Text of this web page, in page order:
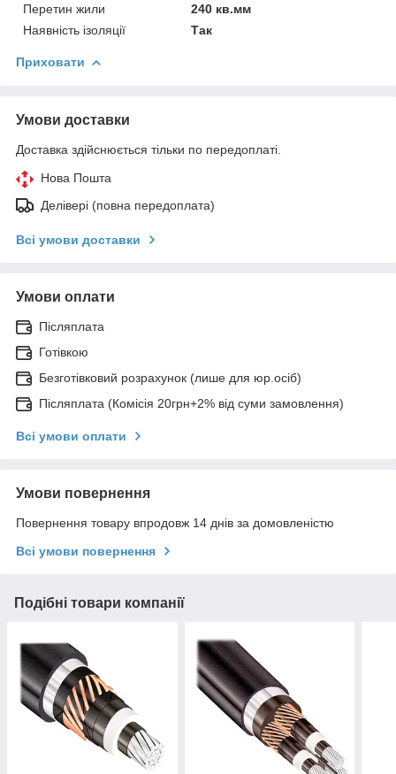
Перетин жили
240 кв.мм
Наявність ізоляції
Так
Приховати
Умови доставки
Доставка здійснюється тільки по передоплаті.
Нова Пошта
Делівері (повна передоплата)
Всі умови доставки
Умови оплати
Післяплата
Готівкою
Безготівковий розрахунок (лише для юр.осіб)
Післяплата (Комісія 20грн+2% від суми замовлення)
Всі умови оплати
Умови повернення
Повернення товару впродовж 14 днів за домовленістю
Всі умови повернення
Подібні товари компанії